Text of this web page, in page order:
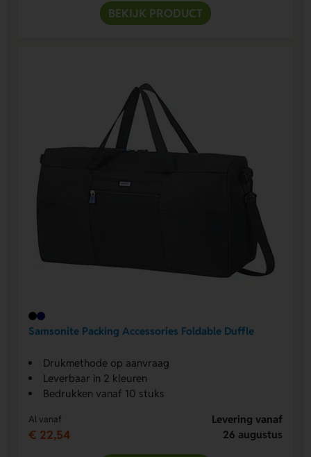
BEKIJK PRODUCT
Samsonite Packing Accessories Foldable Duffle
Drukmethode op aanvraag
Leverbaar in 2 kleuren
Bedrukken vanaf 10 stuks
Al vanaf
€ 22,54
Levering vanaf
26 augustus